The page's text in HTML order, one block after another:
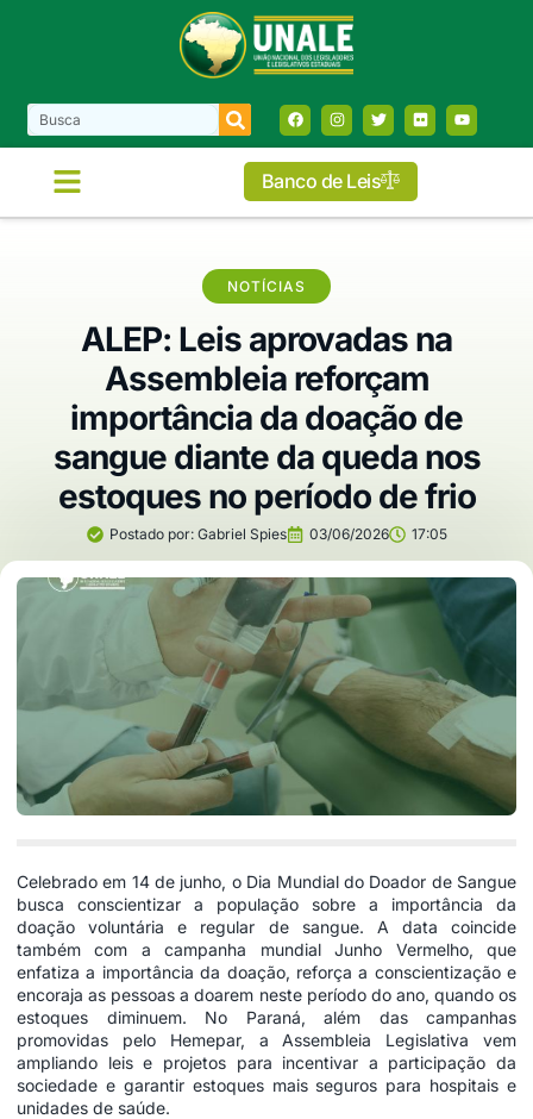
Banco de Leis
NOTÍCIAS
ALEP: Leis aprovadas na
Assembleia reforçam
importância da doação de
sangue diante da queda nos
estoques no período de frio
Postado por:Gabriel Spies 03/06/2026 17:05
Celebrado em 14 de junho, o Dia Mundial do Doador de Sangue
busca conscientizar a população sobre a importância da
doação voluntária e regular de sangue. A data coincide
também com a campanha mundial Junho Vermelho, que
enfatiza a importância da doação, reforça a conscientização e
encoraja as pessoas a doarem neste período do ano, quando os
estoques diminuem. No Paraná, além das campanhas
promovidas pelo Hemepar, a Assembleia Legislativa vem
ampliando leis e projetos para incentivar a participação da
sociedade e garantir estoques mais seguros para hospitais e
unidades de saúde.